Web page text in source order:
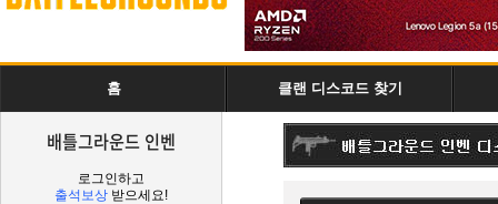
홈 클랜 디스코드 찾기
배틀그라운드 인벤
로그인하고
출석보상 받으세요!